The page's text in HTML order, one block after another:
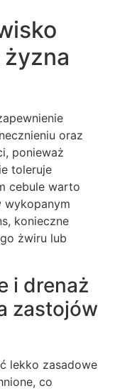
żyzna
oraz
ponieważ
toleruje
cebule warto
wykopanym
konieczne
żwiru lub
i drenaż
zastojów
lekko zasadowe
co